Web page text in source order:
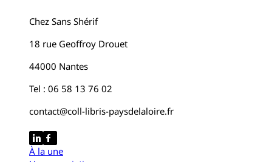
Chez Sans Shérif
18 rue Geoffroy Drouet
44000 Nantes
Tel : 06 58 13 76 02
contact@coll-libris-paysdelaloire.fr
À la une